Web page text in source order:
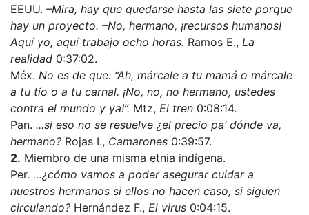
EEUU. –Mira, hay que quedarse hasta las siete porque
hay un proyecto. –No, hermano, ¡recursos humanos!
Aquí yo, aquí trabajo ocho horas. Ramos E., La
realidad 0:37:02.
Méx. No es de que: “Ah, márcale a tu mamá o márcale
a tu tío o a tu carnal. ¡No, no, no hermano, ustedes
contra el mundo y ya!”. Mtz, El tren 0:08:14.
Pan. ...si eso no se resuelve ¿el precio pa’ dónde va,
hermano? Rojas I., Camarones 0:39:57.
2. Miembro de una misma etnia indígena.
Per. …¿cómo vamos a poder asegurar cuidar a
nuestros hermanos si ellos no hacen caso, si siguen
circulando? Hernández F., El virus 0:04:15.